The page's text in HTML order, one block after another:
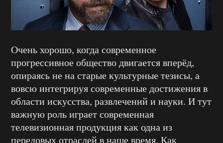
Очень хорошо, когда современное
прогрессивное общество двигается вперёд,
опираясь не на старые культурные тезисы, а
вовсю интегрируя современные достижения в
области искусства, развлечений и науки. И тут
важную роль играет современная
телевизионная продукция как одна из
передовых отраслей в наше время. Как